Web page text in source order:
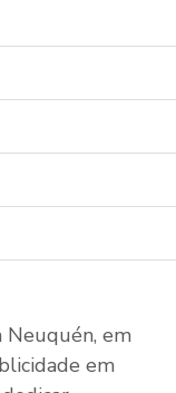
Neuquén, em
em